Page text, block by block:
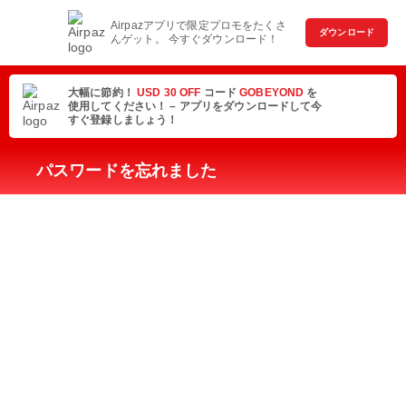
Airpazアプリで限定プロモをたくさ
んゲット。 今すぐダウンロード！
ダウンロード
大幅に節約！ USD 30 OFF コードGOBEYOND を
使用してください！ – アプリをダウンロードして今
すぐ登録しましょう！
パスワードを忘れました